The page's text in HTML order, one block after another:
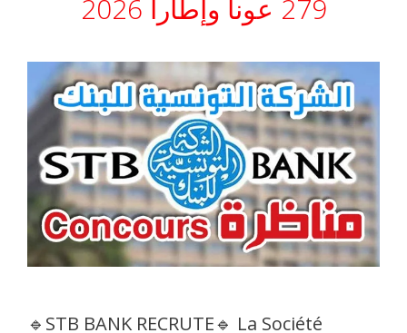
279 عونا وإطارا 2026
🔹STB BANK RECRUTE🔹 La Société